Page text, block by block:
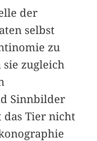
der
selbst
zu
zugleich
Sinnbilder
das Tier nicht